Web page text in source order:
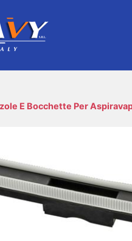
E Bocchette Per